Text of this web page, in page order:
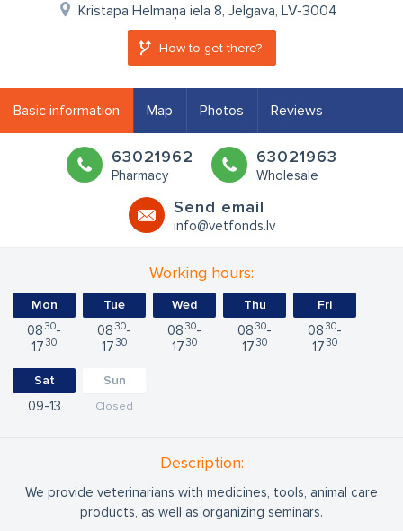
Kristapa Helmaņa iela 8, Jelgava, LV-3004
How to get there?
Basic information Map Photos Reviews
63021962
Pharmacy
63021963
Wholesale
Send email
info@vetfonds.lv
Working hours:
Mon
08 30
17 30
Tue
08 30
17 30
Wed
08 30
17 30
Thu
08 30
17 30
Fri
08 30
17 30
Sat
09 13
Sun
Closed
Description:
We provide veterinarians with medicines, tools, animal care
products, as well as organizing seminars.